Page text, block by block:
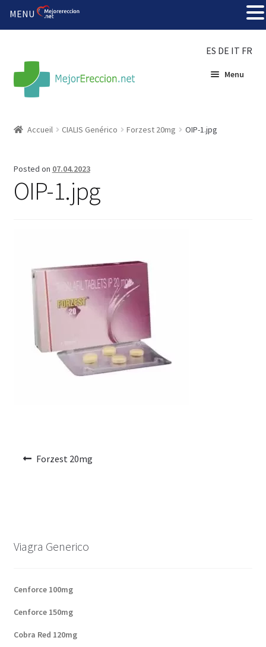
ES DE IT FR
Menu
Organiser une fête
Solution bon marché
Voyage romantique.
Faire la fête
Comment choisir?
Base de données de produits
Vérifiez le statut de votre Commande
Panier
Conditions
Contacts
Accueil CIALIS Genérico Forzest 20mg OIP-1.jpg
Posted on 07.04.2023
OIP-1.jpg
Forzest 20mg
Viagra Generico
Cenforce 100mg
Cenforce 150mg
Cobra Red 120mg
MENU